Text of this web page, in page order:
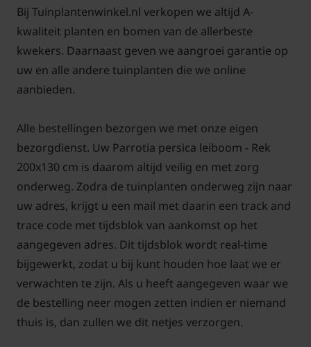
zomer worden de jonge scheuten van de Lei-
Vlamboom weggehaald. In de winter kunt u de
takkenstructuur van de Lei-Parrotia zo nodig op
orde brengen. Op den duur ontstaat een steeds
dichter takkenwerk en groeit de leiboom goed dicht.
Bomen van tuinplantenwinkel.nl kunt u jaarrond
planten. Dit kan omdat we al onze bomen in pot
leveren. Aanplanten in de herfst, winter, lente én
zomer is dus altijd mogelijk, met
aangroeigarantie!
Een keuzehulp voor het kopen van leibomen op
Tuinplantenwinkel.nl vindt uhier!
Bij Tuinplantenwinkel.nl verkopen we altijd A-
kwaliteit planten en bomen van de allerbeste
kwekers. Daarnaast geven we aangroei garantie op
uw en alle andere tuinplanten die we online
aanbieden.
Alle bestellingen bezorgen we met onze eigen
bezorgdienst. Uw Parrotia persica leiboom - Rek
200x130 cm is daarom altijd veilig en met zorg
onderweg. Zodra de tuinplanten onderweg zijn naar
uw adres, krijgt u een mail met daarin een track and
trace code met tijdsblok van aankomst op het
aangegeven adres. Dit tijdsblok wordt real-time
bijgewerkt, zodat u bij kunt houden hoe laat we er
verwachten te zijn. Als u heeft aangegeven waar we
de bestelling neer mogen zetten indien er niemand
thuis is, dan zullen we dit netjes verzorgen.